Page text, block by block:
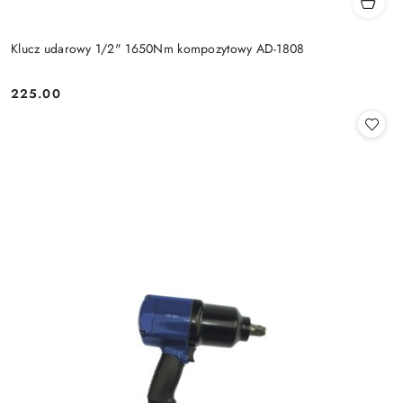
Klucz udarowy 1/2" 1650Nm kompozytowy AD-1808
Cena:
225.00